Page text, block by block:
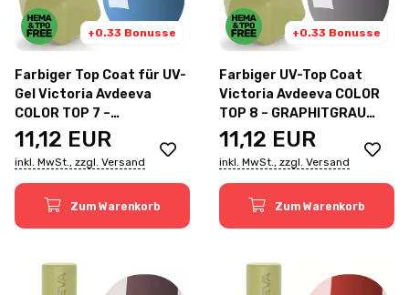
+0.33 Bonusse
Farbiger Top Coat für UV-
Gel Victoria Avdeeva
COLOR TOP 7 –
TIEFTÖNIGES HELLBLAU
12ml
11,12 EUR
inkl. MwSt., zzgl. Versand
Zum Warenkorb
+0.33 Bonusse
Farbiger UV-Top Coat
Victoria Avdeeva COLOR
TOP 8 – GRAPHITGRAU
12ml
11,12 EUR
inkl. MwSt., zzgl. Versand
Zum Warenkorb